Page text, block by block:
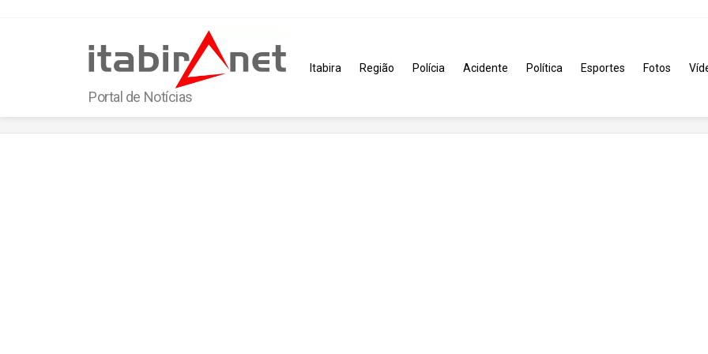
Portal de Notícias
Itabira Região Polícia Acidente Política Esportes Fotos